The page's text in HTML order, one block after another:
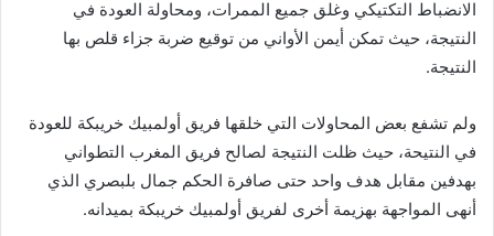
الانضباط التكتيكي وغلق جميع الممرات، ومحاولة العودة في
النتيجة، حيث تمكن أيمن الأواني من توقيع ضربة جزاء قلص بها
النتيجة.
ولم تشفع بعض المحاولات التي خلقها فريق أولمبيك خريبكة للعودة
في النتيحة، حيث ظلت النتيجة لصالح فريق المغرب التطواني
بهدفين مقابل هدف واحد حتى صافرة الحكم جمال بلبصري الذي
أنهى المواجهة بهزيمة أخرى لفريق أولمبيك خريبكة بميدانه.